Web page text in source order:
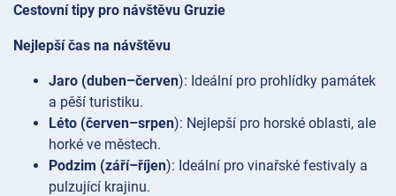
Cestovní tipy pro návštěvu Gruzie
Nejlepší čas na návštěvu
Jaro (duben–červen): Ideální pro prohlídky památek
a pěší turistiku.
Léto (červen–srpen): Nejlepší pro horské oblasti, ale
horké ve městech.
Podzim (září–říjen): Ideální pro vinařské festivaly a
pulzující krajinu.